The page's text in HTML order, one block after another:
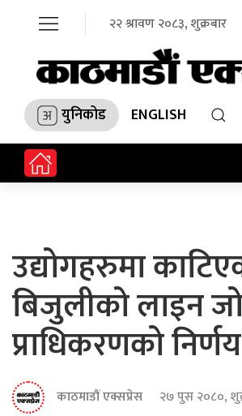
२२ श्रावण २०८३, शुक्रबार
युनिकोड ENGLISH
उद्योगहरुमा
बिजुलीको लाइन
प्राधिकरणको निर्णय
काठमाडौं एक्सप्रेस २७ पुस २०८०,